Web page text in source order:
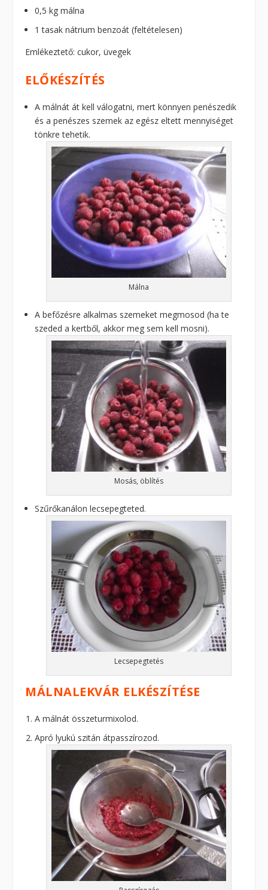
0,5 kg málna
1 tasak nátrium benzoát (feltételesen)
Emlékeztető: cukor, üvegek
ELŐKÉSZÍTÉS
A málnát át kell válogatni, mert könnyen penészedik
és a penészes szemek az egész eltett mennyiséget
tönkre tehetik.
Málna
A befőzésre alkalmas szemeket megmosod (ha te
szeded a kertből, akkor meg sem kell mosni).
Mosás, öblítés
Szűrőkanálon lecsepegteted.
Lecsepegtetés
MÁLNALEKVÁR ELKÉSZÍTÉSE
A málnát összeturmixolod.
Apró lyukú szitán átpasszírozod.